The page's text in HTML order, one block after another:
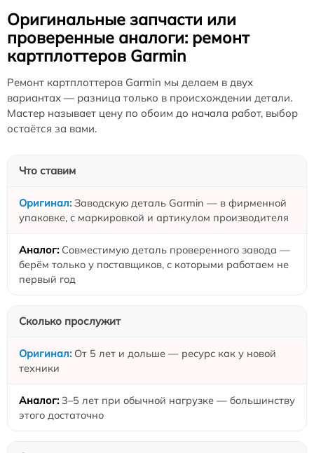
Оригинальные запчасти или
проверенные аналоги: ремонт
картплоттеров Garmin
Ремонт картплоттеров Garmin мы делаем в двух
вариантах — разница только в происхождении детали.
Мастер называет цену по обоим до начала работ, выбор
остаётся за вами.
Что ставим
Заводскую деталь Garmin — в фирменной
упаковке, с маркировкой и артикулом производителя
Совместимую деталь проверенного завода —
берём только у поставщиков, с которыми работаем не
первый год
Сколько прослужит
От 5 лет и дольше — ресурс как у новой
техники
3–5 лет при обычной нагрузке — большинству
этого достаточно